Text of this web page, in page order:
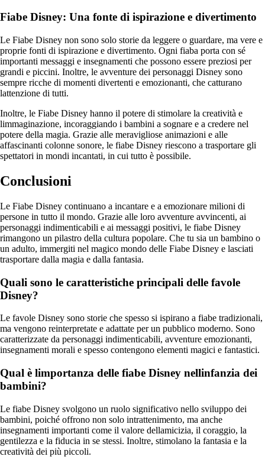
Fiabe Disney: Una fonte di ispirazione e divertimento
Le Fiabe Disney non sono solo storie da leggere o guardare, ma vere e
proprie fonti di ispirazione e divertimento. Ogni fiaba porta con sé
importanti messaggi e insegnamenti che possono essere preziosi per
grandi e piccini. Inoltre, le avventure dei personaggi Disney sono
sempre ricche di momenti divertenti e emozionanti, che catturano
lattenzione di tutti.
Inoltre, le Fiabe Disney hanno il potere di stimolare la creatività e
limmaginazione, incoraggiando i bambini a sognare e a credere nel
potere della magia. Grazie alle meravigliose animazioni e alle
affascinanti colonne sonore, le fiabe Disney riescono a trasportare gli
spettatori in mondi incantati, in cui tutto è possibile.
Conclusioni
Le Fiabe Disney continuano a incantare e a emozionare milioni di
persone in tutto il mondo. Grazie alle loro avventure avvincenti, ai
personaggi indimenticabili e ai messaggi positivi, le fiabe Disney
rimangono un pilastro della cultura popolare. Che tu sia un bambino o
un adulto, immergiti nel magico mondo delle Fiabe Disney e lasciati
trasportare dalla magia e dalla fantasia.
Quali sono le caratteristiche principali delle favole
Disney?
Le favole Disney sono storie che spesso si ispirano a fiabe tradizionali,
ma vengono reinterpretate e adattate per un pubblico moderno. Sono
caratterizzate da personaggi indimenticabili, avventure emozionanti,
insegnamenti morali e spesso contengono elementi magici e fantastici.
Qual è limportanza delle fiabe Disney nellinfanzia dei
bambini?
Le fiabe Disney svolgono un ruolo significativo nello sviluppo dei
bambini, poiché offrono non solo intrattenimento, ma anche
insegnamenti importanti come il valore dellamicizia, il coraggio, la
gentilezza e la fiducia in se stessi. Inoltre, stimolano la fantasia e la
creatività dei più piccoli.